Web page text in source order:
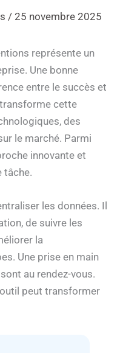
/ 25 novembre 2025
représente un
Une bonne
entre le succès et
transforme cette
des
le marché. Parmi
innovante et
tâche.
les données. Il
de suivre les
la
Une prise en main
au rendez-vous.
peut transformer